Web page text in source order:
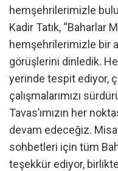
hemşehrilerimizle
Kadir Tatık, “Baharlar
hemşehrilerimizle bir
görüşlerini dinledik.
yerinde tespit ediyor,
çalışmalarımızı
Tavas’ımızın her
devam edeceğiz. Misafirperverlikleri ve samimi
sohbetleri için tüm
teşekkür ediyor,